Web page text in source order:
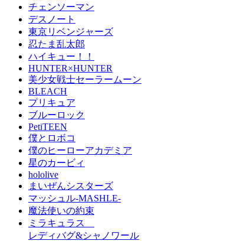
チェンソーマン
デスノート
東京リベンジャーズ
忍たま乱太郎
ハイキュー！！
HUNTER×HUNTER
美少女戦士セーラームーン
BLEACH
プリキュア
ブルーロック
PetiTEEN
僕とロボコ
僕のヒーローアカデミア
星のカービィ
hololive
まいぜんシスターズ
マッシュル-MASHLE-
魔法使いの約束
ミラキュラス
レディバグ&シャノワール